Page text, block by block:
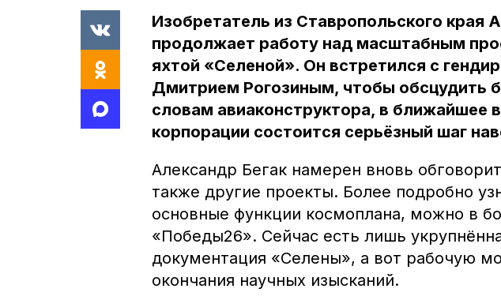
Изобретатель из Ставропольского края
продолжает работу над масштабным
яхтой «Селеной». Он встретился с
Дмитрием Рогозиным, чтобы обсцудить
словам авиаконструктора, в ближайшее
корпорации состоится серьёзный шаг
Александр Бегак намерен вновь
также другие проекты. Более подробно
основные функции космоплана, можно в
«Победы26». Сейчас есть лишь
документация «Селены», а вот рабочую
окончания научных изысканий.